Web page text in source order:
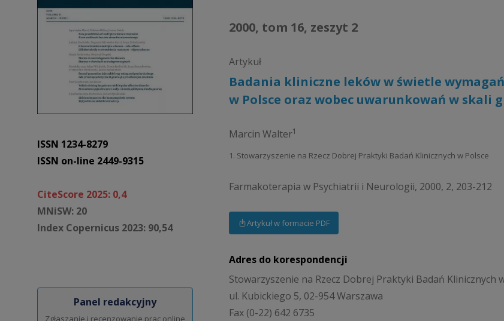
ISSN 1234-8279
ISSN on-line 2449-9315
CiteScore 2025: 0,4
MNiSW: 20
Index Copernicus 2023: 90,54
Panel redakcyjny
Zgłaszanie i recenzowanie prac online
2000, tom 16, zeszyt 2
Artykuł
Badania kliniczne leków w świetle
w Polsce oraz wobec uwarunkowań w skali
Marcin Walter1
1. Stowarzyszenie na Rzecz Dobrej Praktyki Badań Klinicznych w Polsce
Farmakoterapia w Psychiatrii i Neurologii, 2000, 2, 203-212
Artykuł w formacie PDF
Adres do korespondencji
Stowarzyszenie na Rzecz Dobrej Praktyki Badań Klinicznych
ul. Kubickiego 5, 02-954 Warszawa
Fax (0-22) 642 6735